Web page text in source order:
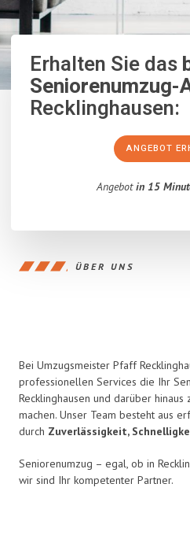
Erhalten Sie das
Seniorenumzug-
Recklinghausen:
ANGEBOT
Angebotin 15
ÜBER UNS
Bei Umzugsmeister Pfaff
professionellen Services die Ihr
Recklinghausen und darüber
machen. Unser Team besteht aus
durch Zuverlässigkeit,
Seniorenumzug – egal, ob in
wir sind Ihr kompetenter Partner.